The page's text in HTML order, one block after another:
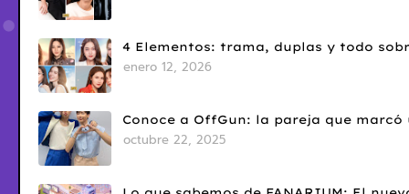
4 Elementos: trama, duplas y todo
enero 12, 2026
Conoce a OffGun: la pareja que
octubre 22, 2025